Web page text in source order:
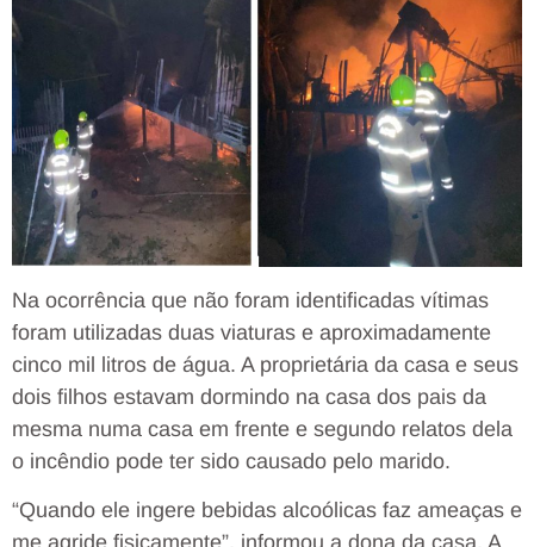
Na ocorrência que não foram identificadas vítimas
foram utilizadas duas viaturas e aproximadamente
cinco mil litros de água. A proprietária da casa e seus
dois filhos estavam dormindo na casa dos pais da
mesma numa casa em frente e segundo relatos dela
o incêndio pode ter sido causado pelo marido.
“Quando ele ingere bebidas alcoólicas faz ameaças e